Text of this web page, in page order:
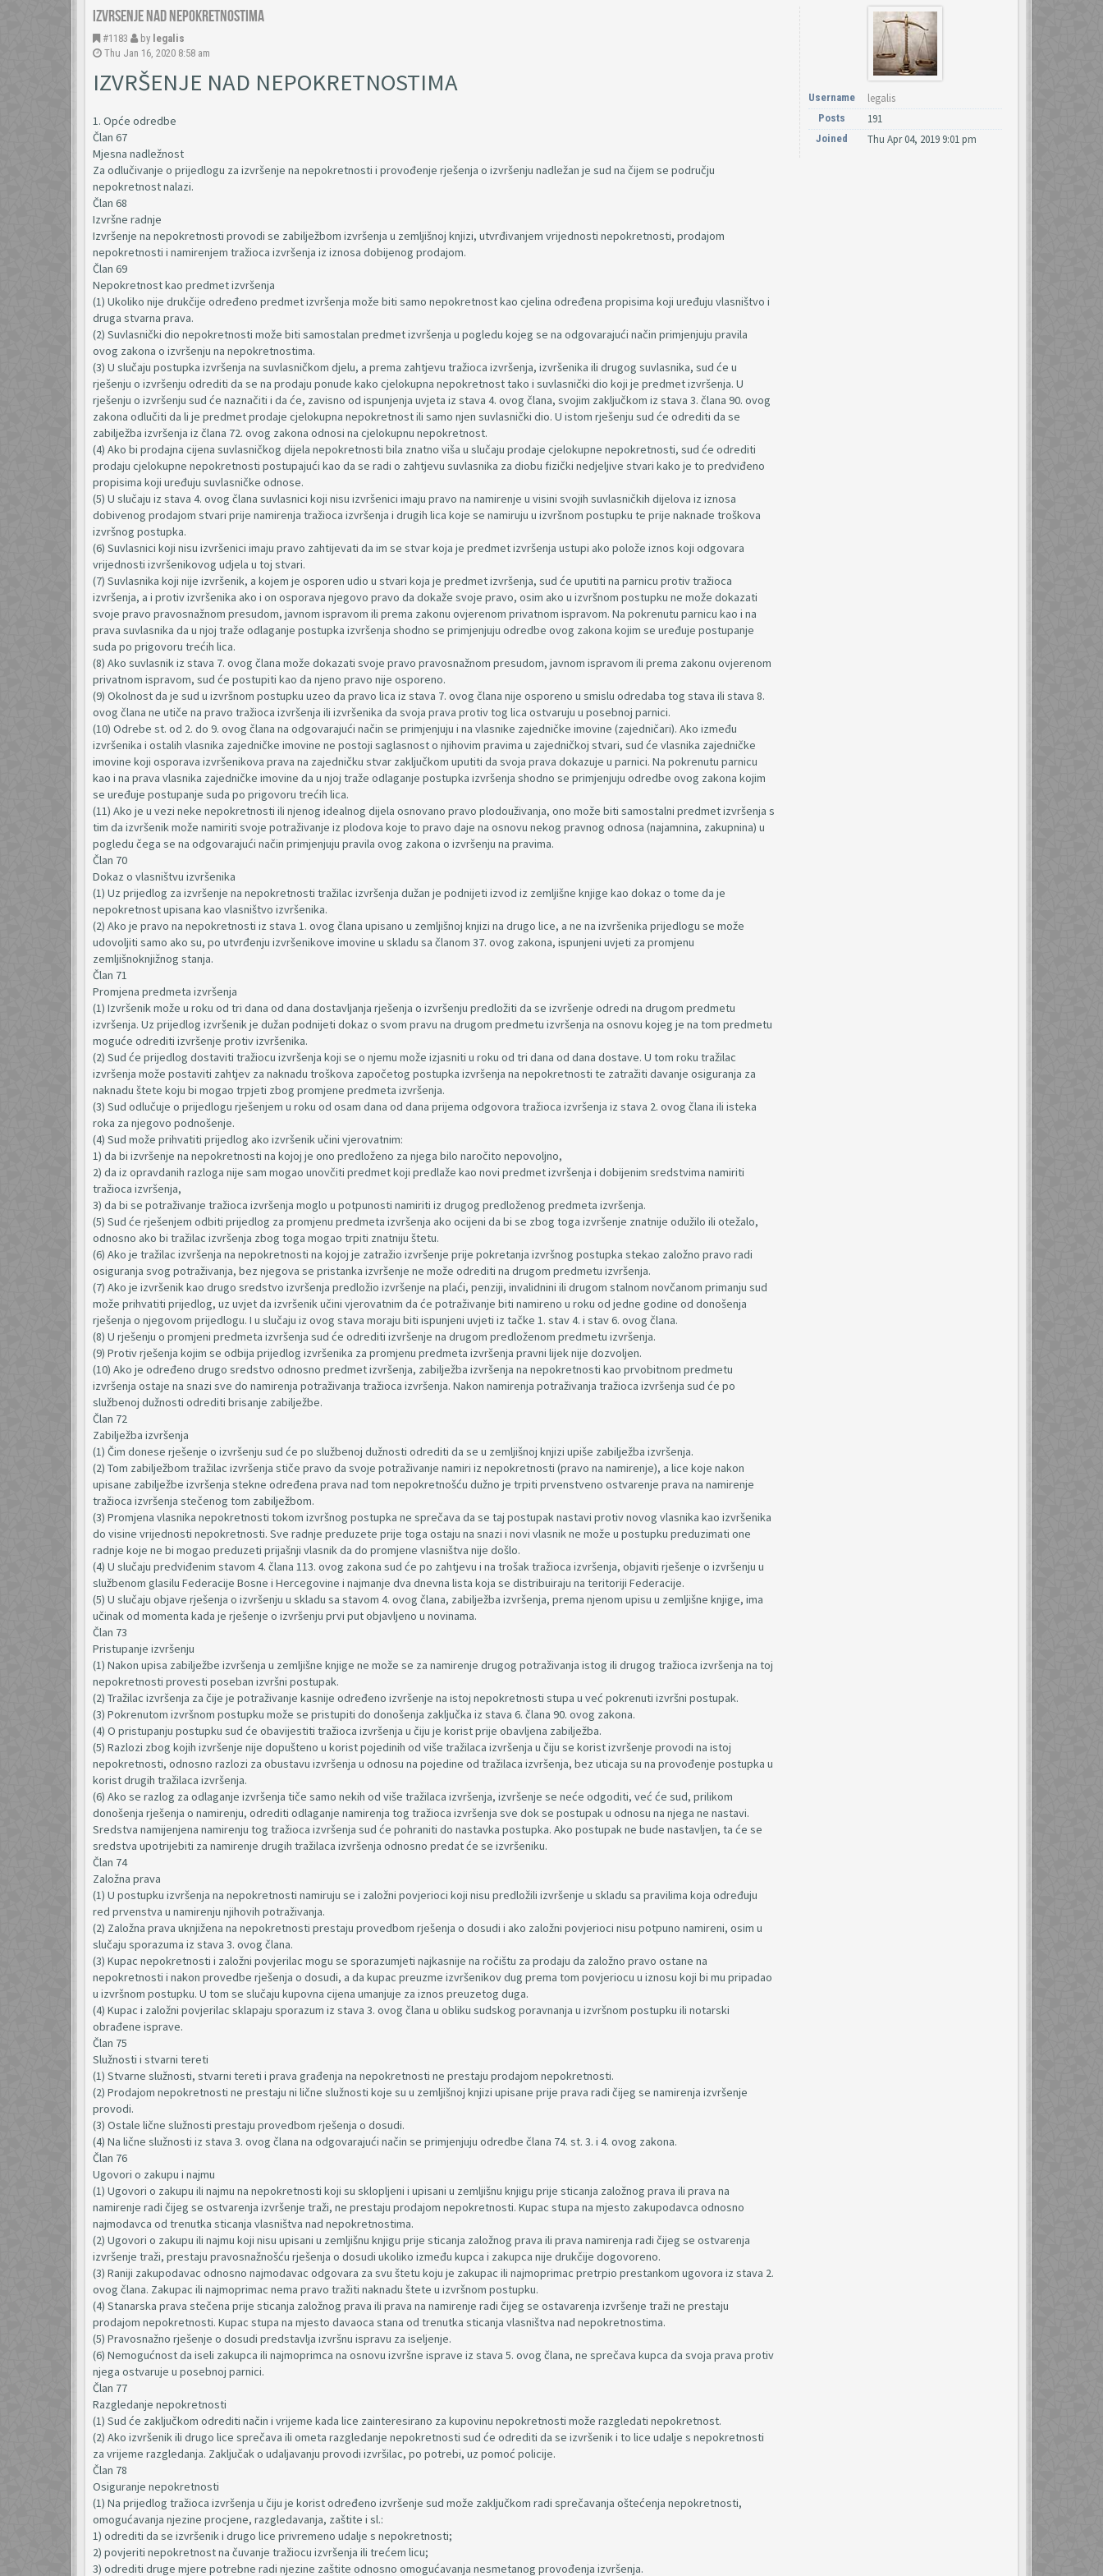
Izvrsenje nad nepokretnostima
#1183 by legalis
Thu Jan 16, 2020 8:58 am
IZVRŠENJE NAD NEPOKRETNOSTIMA
1. Opće odredbe
Član 67
Mjesna nadležnost
Za odlučivanje o prijedlogu za izvršenje na nepokretnosti i provođenje rješenja o izvršenju nadležan je sud na čijem se području
nepokretnost nalazi.
Član 68
Izvršne radnje
Izvršenje na nepokretnosti provodi se zabilježbom izvršenja u zemljišnoj knjizi, utvrđivanjem vrijednosti nepokretnosti, prodajom
nepokretnosti i namirenjem tražioca izvršenja iz iznosa dobijenog prodajom.
Član 69
Nepokretnost kao predmet izvršenja
(1) Ukoliko nije drukčije određeno predmet izvršenja može biti samo nepokretnost kao cjelina određena propisima koji uređuju vlasništvo i
druga stvarna prava.
(2) Suvlasnički dio nepokretnosti može biti samostalan predmet izvršenja u pogledu kojeg se na odgovarajući način primjenjuju pravila
ovog zakona o izvršenju na nepokretnostima.
(3) U slučaju postupka izvršenja na suvlasničkom djelu, a prema zahtjevu tražioca izvršenja, izvršenika ili drugog suvlasnika, sud će u
rješenju o izvršenju odrediti da se na prodaju ponude kako cjelokupna nepokretnost tako i suvlasnički dio koji je predmet izvršenja. U
rješenju o izvršenju sud će naznačiti i da će, zavisno od ispunjenja uvjeta iz stava 4. ovog člana, svojim zaključkom iz stava 3. člana 90. ovog
zakona odlučiti da li je predmet prodaje cjelokupna nepokretnost ili samo njen suvlasnički dio. U istom rješenju sud će odrediti da se
zabilježba izvršenja iz člana 72. ovog zakona odnosi na cjelokupnu nepokretnost.
(4) Ako bi prodajna cijena suvlasničkog dijela nepokretnosti bila znatno viša u slučaju prodaje cjelokupne nepokretnosti, sud će odrediti
prodaju cjelokupne nepokretnosti postupajući kao da se radi o zahtjevu suvlasnika za diobu fizički nedjeljive stvari kako je to predviđeno
propisima koji uređuju suvlasničke odnose.
(5) U slučaju iz stava 4. ovog člana suvlasnici koji nisu izvršenici imaju pravo na namirenje u visini svojih suvlasničkih dijelova iz iznosa
dobivenog prodajom stvari prije namirenja tražioca izvršenja i drugih lica koje se namiruju u izvršnom postupku te prije naknade troškova
izvršnog postupka.
(6) Suvlasnici koji nisu izvršenici imaju pravo zahtijevati da im se stvar koja je predmet izvršenja ustupi ako polože iznos koji odgovara
vrijednosti izvršenikovog udjela u toj stvari.
(7) Suvlasnika koji nije izvršenik, a kojem je osporen udio u stvari koja je predmet izvršenja, sud će uputiti na parnicu protiv tražioca
izvršenja, a i protiv izvršenika ako i on osporava njegovo pravo da dokaže svoje pravo, osim ako u izvršnom postupku ne može dokazati
svoje pravo pravosnažnom presudom, javnom ispravom ili prema zakonu ovjerenom privatnom ispravom. Na pokrenutu parnicu kao i na
prava suvlasnika da u njoj traže odlaganje postupka izvršenja shodno se primjenjuju odredbe ovog zakona kojim se uređuje postupanje
suda po prigovoru trećih lica.
(8) Ako suvlasnik iz stava 7. ovog člana može dokazati svoje pravo pravosnažnom presudom, javnom ispravom ili prema zakonu ovjerenom
privatnom ispravom, sud će postupiti kao da njeno pravo nije osporeno.
(9) Okolnost da je sud u izvršnom postupku uzeo da pravo lica iz stava 7. ovog člana nije osporeno u smislu odredaba tog stava ili stava 8.
ovog člana ne utiče na pravo tražioca izvršenja ili izvršenika da svoja prava protiv tog lica ostvaruju u posebnoj parnici.
(10) Odrebe st. od 2. do 9. ovog člana na odgovarajući način se primjenjuju i na vlasnike zajedničke imovine (zajedničari). Ako između
izvršenika i ostalih vlasnika zajedničke imovine ne postoji saglasnost o njihovim pravima u zajedničkoj stvari, sud će vlasnika zajedničke
imovine koji osporava izvršenikova prava na zajedničku stvar zaključkom uputiti da svoja prava dokazuje u parnici. Na pokrenutu parnicu
kao i na prava vlasnika zajedničke imovine da u njoj traže odlaganje postupka izvršenja shodno se primjenjuju odredbe ovog zakona kojim
se uređuje postupanje suda po prigovoru trećih lica.
(11) Ako je u vezi neke nepokretnosti ili njenog idealnog dijela osnovano pravo plodouživanja, ono može biti samostalni predmet izvršenja s
tim da izvršenik može namiriti svoje potraživanje iz plodova koje to pravo daje na osnovu nekog pravnog odnosa (najamnina, zakupnina) u
pogledu čega se na odgovarajući način primjenjuju pravila ovog zakona o izvršenju na pravima.
Član 70
Dokaz o vlasništvu izvršenika
(1) Uz prijedlog za izvršenje na nepokretnosti tražilac izvršenja dužan je podnijeti izvod iz zemljišne knjige kao dokaz o tome da je
nepokretnost upisana kao vlasništvo izvršenika.
(2) Ako je pravo na nepokretnosti iz stava 1. ovog člana upisano u zemljišnoj knjizi na drugo lice, a ne na izvršenika prijedlogu se može
udovoljiti samo ako su, po utvrđenju izvršenikove imovine u skladu sa članom 37. ovog zakona, ispunjeni uvjeti za promjenu
zemljišnoknjižnog stanja.
Član 71
Promjena predmeta izvršenja
(1) Izvršenik može u roku od tri dana od dana dostavljanja rješenja o izvršenju predložiti da se izvršenje odredi na drugom predmetu
izvršenja. Uz prijedlog izvršenik je dužan podnijeti dokaz o svom pravu na drugom predmetu izvršenja na osnovu kojeg je na tom predmetu
moguće odrediti izvršenje protiv izvršenika.
(2) Sud će prijedlog dostaviti tražiocu izvršenja koji se o njemu može izjasniti u roku od tri dana od dana dostave. U tom roku tražilac
izvršenja može postaviti zahtjev za naknadu troškova započetog postupka izvršenja na nepokretnosti te zatražiti davanje osiguranja za
naknadu štete koju bi mogao trpjeti zbog promjene predmeta izvršenja.
(3) Sud odlučuje o prijedlogu rješenjem u roku od osam dana od dana prijema odgovora tražioca izvršenja iz stava 2. ovog člana ili isteka
roka za njegovo podnošenje.
(4) Sud može prihvatiti prijedlog ako izvršenik učini vjerovatnim:
1) da bi izvršenje na nepokretnosti na kojoj je ono predloženo za njega bilo naročito nepovoljno,
2) da iz opravdanih razloga nije sam mogao unovčiti predmet koji predlaže kao novi predmet izvršenja i dobijenim sredstvima namiriti
tražioca izvršenja,
3) da bi se potraživanje tražioca izvršenja moglo u potpunosti namiriti iz drugog predloženog predmeta izvršenja.
(5) Sud će rješenjem odbiti prijedlog za promjenu predmeta izvršenja ako ocijeni da bi se zbog toga izvršenje znatnije odužilo ili otežalo,
odnosno ako bi tražilac izvršenja zbog toga mogao trpiti znatniju štetu.
(6) Ako je tražilac izvršenja na nepokretnosti na kojoj je zatražio izvršenje prije pokretanja izvršnog postupka stekao založno pravo radi
osiguranja svog potraživanja, bez njegova se pristanka izvršenje ne može odrediti na drugom predmetu izvršenja.
(7) Ako je izvršenik kao drugo sredstvo izvršenja predložio izvršenje na plaći, penziji, invalidnini ili drugom stalnom novčanom primanju sud
može prihvatiti prijedlog, uz uvjet da izvršenik učini vjerovatnim da će potraživanje biti namireno u roku od jedne godine od donošenja
rješenja o njegovom prijedlogu. I u slučaju iz ovog stava moraju biti ispunjeni uvjeti iz tačke 1. stav 4. i stav 6. ovog člana.
(8) U rješenju o promjeni predmeta izvršenja sud će odrediti izvršenje na drugom predloženom predmetu izvršenja.
(9) Protiv rješenja kojim se odbija prijedlog izvršenika za promjenu predmeta izvršenja pravni lijek nije dozvoljen.
(10) Ako je određeno drugo sredstvo odnosno predmet izvršenja, zabilježba izvršenja na nepokretnosti kao prvobitnom predmetu
izvršenja ostaje na snazi sve do namirenja potraživanja tražioca izvršenja. Nakon namirenja potraživanja tražioca izvršenja sud će po
službenoj dužnosti odrediti brisanje zabilježbe.
Član 72
Zabilježba izvršenja
(1) Čim donese rješenje o izvršenju sud će po službenoj dužnosti odrediti da se u zemljišnoj knjizi upiše zabilježba izvršenja.
(2) Tom zabilježbom tražilac izvršenja stiče pravo da svoje potraživanje namiri iz nepokretnosti (pravo na namirenje), a lice koje nakon
upisane zabilježbe izvršenja stekne određena prava nad tom nepokretnošću dužno je trpiti prvenstveno ostvarenje prava na namirenje
tražioca izvršenja stečenog tom zabilježbom.
(3) Promjena vlasnika nepokretnosti tokom izvršnog postupka ne sprečava da se taj postupak nastavi protiv novog vlasnika kao izvršenika
do visine vrijednosti nepokretnosti. Sve radnje preduzete prije toga ostaju na snazi i novi vlasnik ne može u postupku preduzimati one
radnje koje ne bi mogao preduzeti prijašnji vlasnik da do promjene vlasništva nije došlo.
(4) U slučaju predviđenim stavom 4. člana 113. ovog zakona sud će po zahtjevu i na trošak tražioca izvršenja, objaviti rješenje o izvršenju u
službenom glasilu Federacije Bosne i Hercegovine i najmanje dva dnevna lista koja se distribuiraju na teritoriji Federacije.
(5) U slučaju objave rješenja o izvršenju u skladu sa stavom 4. ovog člana, zabilježba izvršenja, prema njenom upisu u zemljišne knjige, ima
učinak od momenta kada je rješenje o izvršenju prvi put objavljeno u novinama.
Član 73
Pristupanje izvršenju
(1) Nakon upisa zabilježbe izvršenja u zemljišne knjige ne može se za namirenje drugog potraživanja istog ili drugog tražioca izvršenja na toj
nepokretnosti provesti poseban izvršni postupak.
(2) Tražilac izvršenja za čije je potraživanje kasnije određeno izvršenje na istoj nepokretnosti stupa u već pokrenuti izvršni postupak.
(3) Pokrenutom izvršnom postupku može se pristupiti do donošenja zaključka iz stava 6. člana 90. ovog zakona.
(4) O pristupanju postupku sud će obavijestiti tražioca izvršenja u čiju je korist prije obavljena zabilježba.
(5) Razlozi zbog kojih izvršenje nije dopušteno u korist pojedinih od više tražilaca izvršenja u čiju se korist izvršenje provodi na istoj
nepokretnosti, odnosno razlozi za obustavu izvršenja u odnosu na pojedine od tražilaca izvršenja, bez uticaja su na provođenje postupka u
korist drugih tražilaca izvršenja.
(6) Ako se razlog za odlaganje izvršenja tiče samo nekih od više tražilaca izvršenja, izvršenje se neće odgoditi, već će sud, prilikom
donošenja rješenja o namirenju, odrediti odlaganje namirenja tog tražioca izvršenja sve dok se postupak u odnosu na njega ne nastavi.
Sredstva namijenjena namirenju tog tražioca izvršenja sud će pohraniti do nastavka postupka. Ako postupak ne bude nastavljen, ta će se
sredstva upotrijebiti za namirenje drugih tražilaca izvršenja odnosno predat će se izvršeniku.
Član 74
Založna prava
(1) U postupku izvršenja na nepokretnosti namiruju se i založni povjerioci koji nisu predložili izvršenje u skladu sa pravilima koja određuju
red prvenstva u namirenju njihovih potraživanja.
(2) Založna prava uknjižena na nepokretnosti prestaju provedbom rješenja o dosudi i ako založni povjerioci nisu potpuno namireni, osim u
slučaju sporazuma iz stava 3. ovog člana.
(3) Kupac nepokretnosti i založni povjerilac mogu se sporazumjeti najkasnije na ročištu za prodaju da založno pravo ostane na
nepokretnosti i nakon provedbe rješenja o dosudi, a da kupac preuzme izvršenikov dug prema tom povjeriocu u iznosu koji bi mu pripadao
u izvršnom postupku. U tom se slučaju kupovna cijena umanjuje za iznos preuzetog duga.
(4) Kupac i založni povjerilac sklapaju sporazum iz stava 3. ovog člana u obliku sudskog poravnanja u izvršnom postupku ili notarski
obrađene isprave.
Član 75
Služnosti i stvarni tereti
(1) Stvarne služnosti, stvarni tereti i prava građenja na nepokretnosti ne prestaju prodajom nepokretnosti.
(2) Prodajom nepokretnosti ne prestaju ni lične služnosti koje su u zemljišnoj knjizi upisane prije prava radi čijeg se namirenja izvršenje
provodi.
(3) Ostale lične služnosti prestaju provedbom rješenja o dosudi.
(4) Na lične služnosti iz stava 3. ovog člana na odgovarajući način se primjenjuju odredbe člana 74. st. 3. i 4. ovog zakona.
Član 76
Ugovori o zakupu i najmu
(1) Ugovori o zakupu ili najmu na nepokretnosti koji su sklopljeni i upisani u zemljišnu knjigu prije sticanja založnog prava ili prava na
namirenje radi čijeg se ostvarenja izvršenje traži, ne prestaju prodajom nepokretnosti. Kupac stupa na mjesto zakupodavca odnosno
najmodavca od trenutka sticanja vlasništva nad nepokretnostima.
(2) Ugovori o zakupu ili najmu koji nisu upisani u zemljišnu knjigu prije sticanja založnog prava ili prava namirenja radi čijeg se ostvarenja
izvršenje traži, prestaju pravosnažnošću rješenja o dosudi ukoliko između kupca i zakupca nije drukčije dogovoreno.
(3) Raniji zakupodavac odnosno najmodavac odgovara za svu štetu koju je zakupac ili najmoprimac pretrpio prestankom ugovora iz stava 2.
ovog člana. Zakupac ili najmoprimac nema pravo tražiti naknadu štete u izvršnom postupku.
(4) Stanarska prava stečena prije sticanja založnog prava ili prava na namirenje radi čijeg se ostavarenja izvršenje traži ne prestaju
prodajom nepokretnosti. Kupac stupa na mjesto davaoca stana od trenutka sticanja vlasništva nad nepokretnostima.
(5) Pravosnažno rješenje o dosudi predstavlja izvršnu ispravu za iseljenje.
(6) Nemogućnost da iseli zakupca ili najmoprimca na osnovu izvršne isprave iz stava 5. ovog člana, ne sprečava kupca da svoja prava protiv
njega ostvaruje u posebnoj parnici.
Član 77
Razgledanje nepokretnosti
(1) Sud će zaključkom odrediti način i vrijeme kada lice zainteresirano za kupovinu nepokretnosti može razgledati nepokretnost.
(2) Ako izvršenik ili drugo lice sprečava ili ometa razgledanje nepokretnosti sud će odrediti da se izvršenik i to lice udalje s nepokretnosti
za vrijeme razgledanja. Zaključak o udaljavanju provodi izvršilac, po potrebi, uz pomoć policije.
Član 78
Osiguranje nepokretnosti
(1) Na prijedlog tražioca izvršenja u čiju je korist određeno izvršenje sud može zaključkom radi sprečavanja oštećenja nepokretnosti,
omogućavanja njezine procjene, razgledavanja, zaštite i sl.:
1) odrediti da se izvršenik i drugo lice privremeno udalje s nepokretnosti;
2) povjeriti nepokretnost na čuvanje tražiocu izvršenja ili trećem licu;
3) odrediti druge mjere potrebne radi njezine zaštite odnosno omogućavanja nesmetanog provođenja izvršenja.
Username legalis
Posts 191
Joined Thu Apr 04, 2019 9:01 pm